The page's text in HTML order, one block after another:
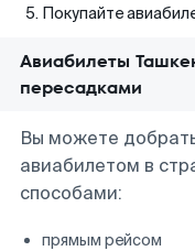
Покупайте
Авиабилеты
пересадками
Вы можете
авиабилетом в
способами:
прямым рейсом